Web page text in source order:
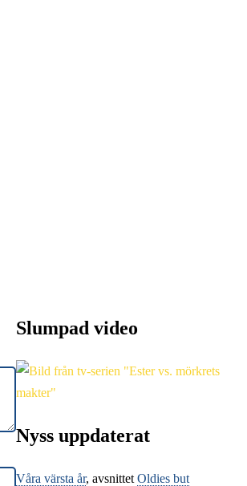
Slumpad video
Nyss uppdaterat
Våra värsta år, avsnittet Oldies but